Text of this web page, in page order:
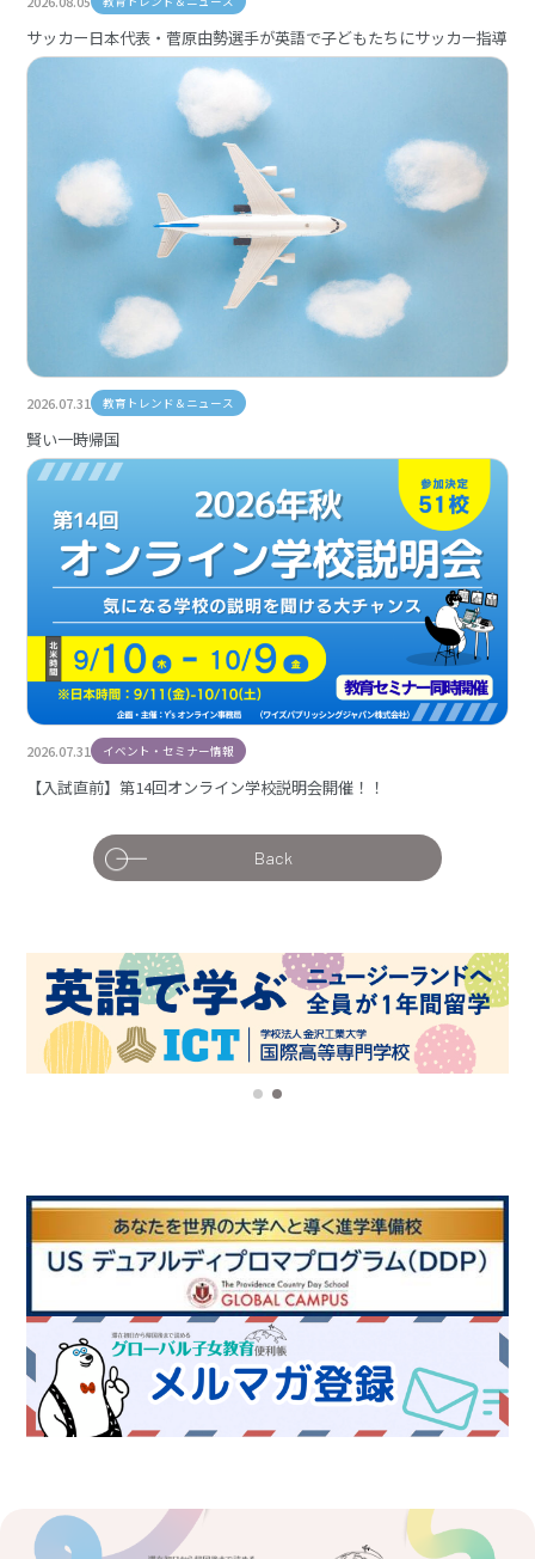
サッカー日本代表・菅原由勢選手が英語で子どもたちにサッカー指導
2026.07.31 教育トレンド＆ニュース
賢い一時帰国
2026.07.31 イベント・セミナー情報
【入試直前】第14回オンライン学校説明会開催！！
Back